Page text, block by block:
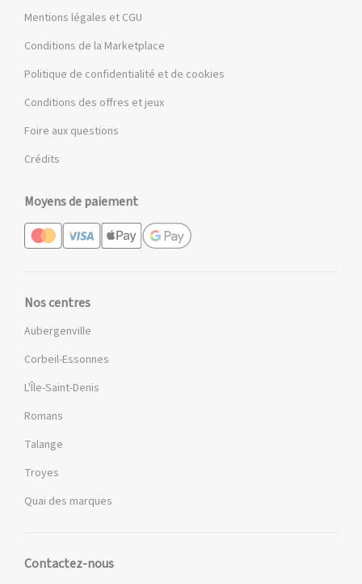
Mentions légales et CGU
Conditions de la Marketplace
Politique de confidentialité et de cookies
Conditions des offres et jeux
Foire aux questions
Crédits
Moyens de paiement
Nos centres
Aubergenville
Corbeil-Essonnes
L'Île-Saint-Denis
Romans
Talange
Troyes
Quai des marques
Contactez-nous